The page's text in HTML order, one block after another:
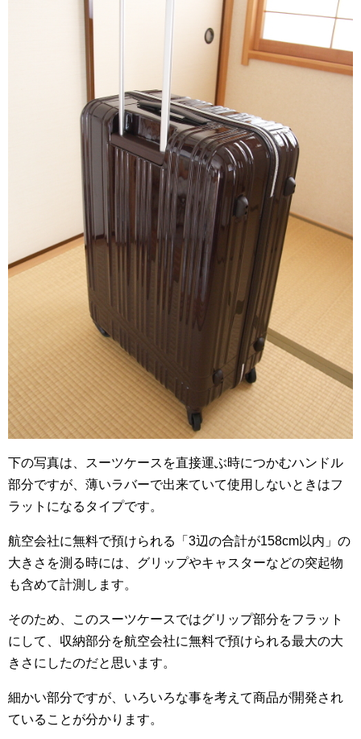
下の写真は、スーツケースを直接運ぶ時につかむハンドル
部分ですが、薄いラバーで出来ていて使用しないときはフ
ラットになるタイプです。
航空会社に無料で預けられる「3辺の合計が158cm以内」の
大きさを測る時には、グリップやキャスターなどの突起物
も含めて計測します。
そのため、このスーツケースではグリップ部分をフラット
にして、収納部分を航空会社に無料で預けられる最大の大
きさにしたのだと思います。
細かい部分ですが、いろいろな事を考えて商品が開発され
ていることが分かります。